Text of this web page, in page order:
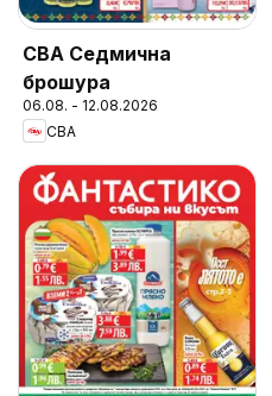
CBA Седмична
брошура
06.08. - 12.08.2026
CBA